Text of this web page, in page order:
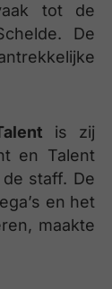
tot de
De
is zij
en Talent
staff. De
en het
maakte